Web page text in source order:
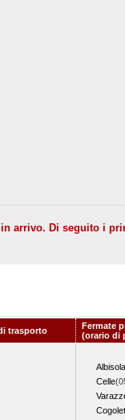
arrivo. Di seguito i
trasporto
Fermate
(orario di
Albisola
Celle